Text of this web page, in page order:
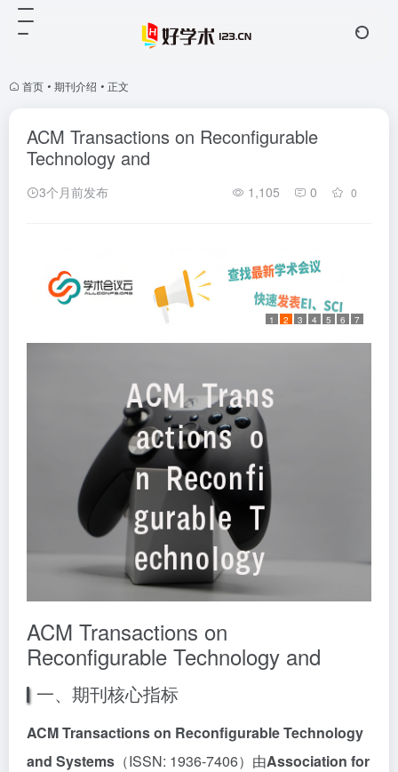
首页 • 期刊介绍 • 正文
ACM Transactions on Reconfigurable
Technology and
3个月前发布 1,105 0 0
1 2 3 4 5 6 7
ACM Transactions on
Reconfigurable Technology and
一、期刊核心指标
ACM Transactions on Reconfigurable Technology
and Systems （ISSN: 1936-7406）由Association for